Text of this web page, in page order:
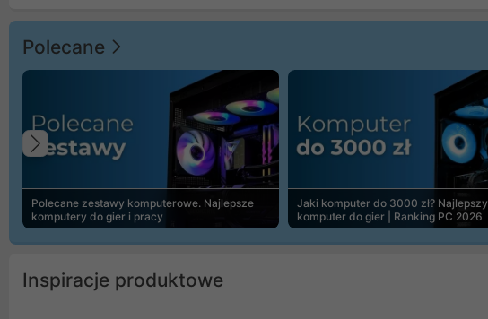
Polecane
Polecane zestawy komputerowe. Najlepsze
komputery do gier i pracy
Jaki komputer do 3000 zł? Najlepszy
komputer do gier | Ranking PC 2026
Poprzedni
Inspiracje produktowe